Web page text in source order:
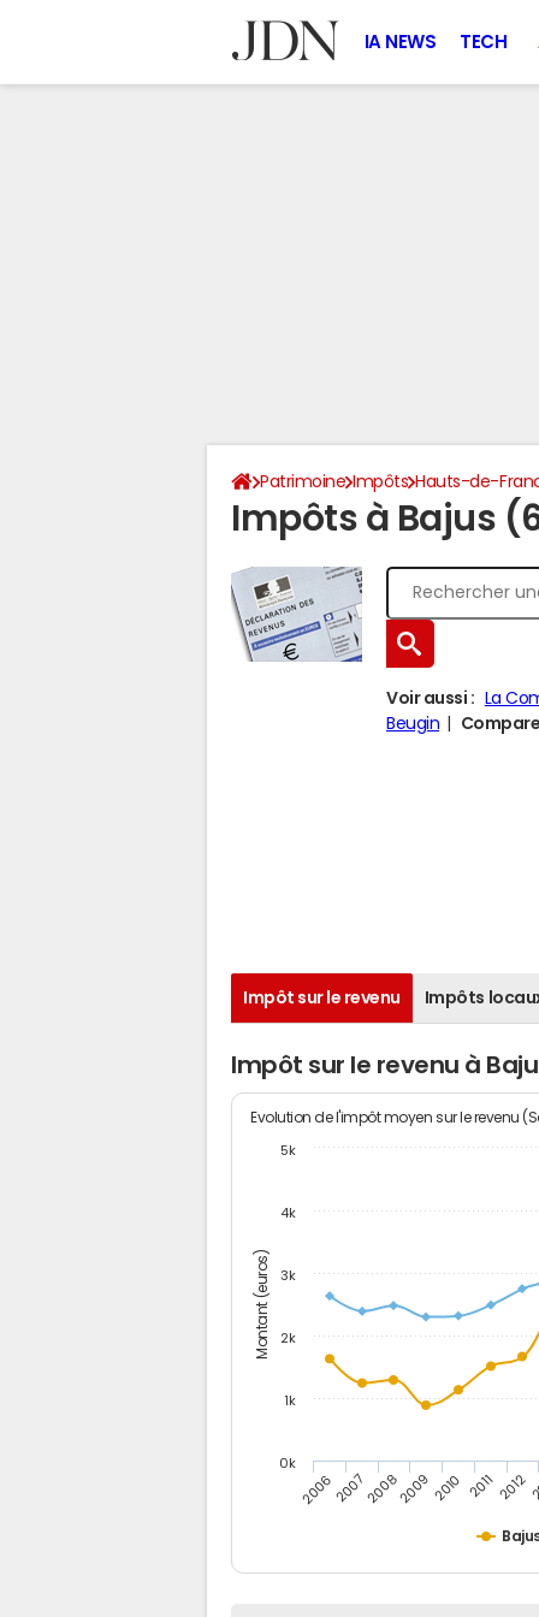
IA NEWS TECH
Patrimoine Impôts Hauts-de-
Impôts à Bajus
Voir aussi :
La
Beugin
Impôt sur le revenu Impôts
Impôt sur le revenu à
Montant (euros)
Evolution de l'impôt moyen sur le revenu
20062007200820092010 2011 2012
0k
1k
2k
3k
4k
5k